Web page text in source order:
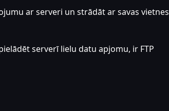
ar serveri un strādāt ar savas vietnes
serverī lielu datu apjomu, ir FTP